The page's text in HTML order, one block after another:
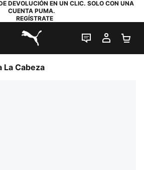
DEVOLUCIÓN EN UN CLIC. SOLO CON UNA
CUENTA PUMA.
REGÍSTRATE
PUMA.com
CHAT EN
MI
La Cabeza